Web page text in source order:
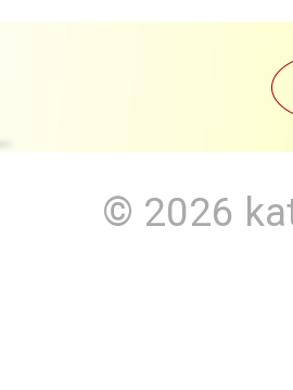
© 2026